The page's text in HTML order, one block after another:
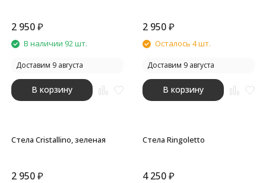
2 950₽
В наличии 92 шт.
Доставим 9 августа
В корзину
2 950₽
Осталось 4 шт.
Доставим 9 августа
В корзину
Стела Cristallino, зеленая
2 950₽
Стела Ringoletto
4 250₽